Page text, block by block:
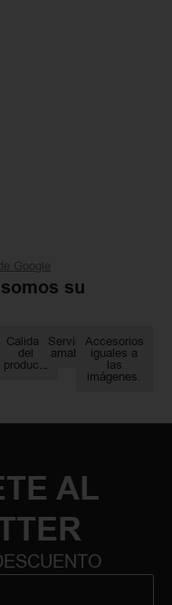
Google
su
Calidad
del
producto
Servicio
amable
Accesorios
iguales a
las
imágenes.
AL